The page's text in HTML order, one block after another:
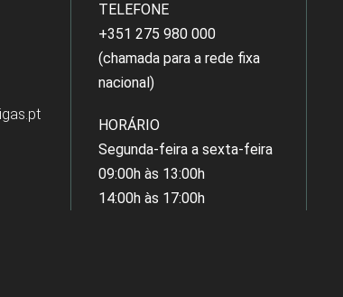
TELEFONE
+351 275 980 000
(chamada para a rede fixa
nacional)
HORÁRIO
Segunda-feira a sexta-feira
09:00h às 13:00h
14:00h às 17:00h